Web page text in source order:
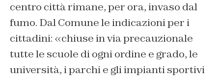
centro città rimane, per ora, invaso dal
fumo. Dal Comune le indicazioni per i
cittadini: «chiuse in via precauzionale
tutte le scuole di ogni ordine e grado, le
università, i parchi e gli impianti sportivi